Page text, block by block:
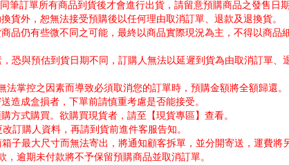
訂單所有商品到貨後才會進行出貨，請留意預購商品之發售日期
外，恕無法接受預購後以任何理由取消訂單、退款及退換貨。
品仍有些微不同之可能，最終以商品實際現況為主，不得以商
恐與預估到貨日期不同，訂購人無法以延遲到貨為由取消訂單、
掌控之因素而導致必須取消您的訂單時，預購金額將全額歸還。
造成盒損者，下單前請慎重考慮是否能接受。
方式購買。欲購買現貨者，請至【現貨專區】查看。
訂購人資料，再請到貨前進件客服告知。
最大尺寸而無法寄出，將通知顧客拆單，並分開寄送，運費將
逾期未付款將不予保留預購商品並取消訂單。